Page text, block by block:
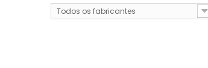
Todos os fabricantes